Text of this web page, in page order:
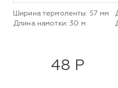
Ширина термоленты: 57 мм
Длина намотки: 30 м
48 Р